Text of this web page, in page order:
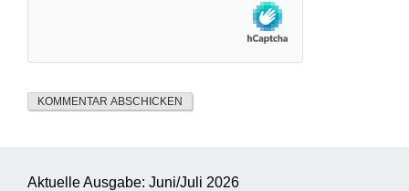
Aktuelle Ausgabe: Juni/Juli 2026